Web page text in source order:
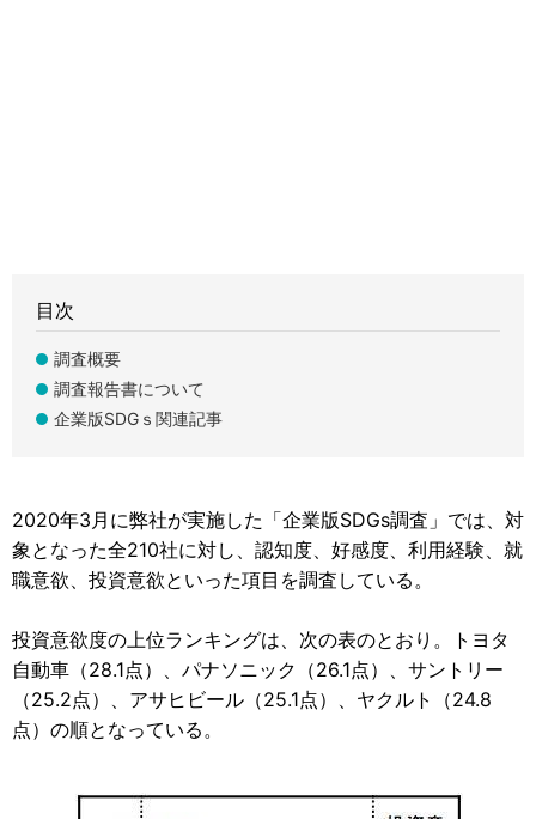
目次
調査概要
調査報告書について
企業版SDGｓ関連記事
2020年3月に弊社が実施した「企業版SDGs調査」では、対
象となった全210社に対し、認知度、好感度、利用経験、就
職意欲、投資意欲といった項目を調査している。
投資意欲度の上位ランキングは、次の表のとおり。トヨタ
自動車（28.1点）、パナソニック（26.1点）、サントリー
（25.2点）、アサヒビール（25.1点）、ヤクルト（24.8
点）の順となっている。